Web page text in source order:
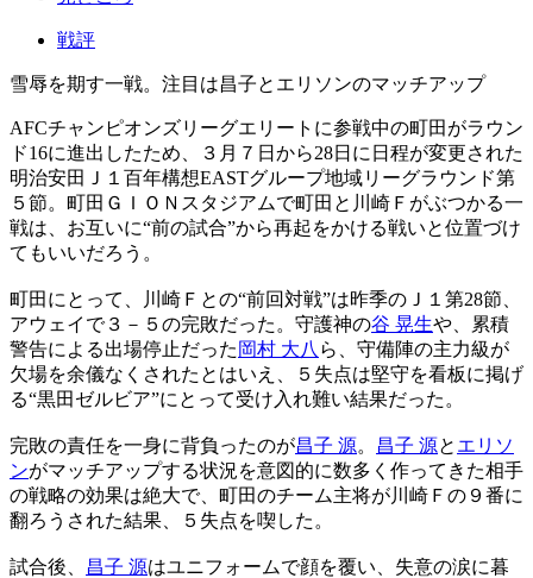
戦評
雪辱を期す一戦。注目は昌子とエリソンのマッチアップ
AFCチャンピオンズリーグエリートに参戦中の町田がラウン
ド16に進出したため、３月７日から28日に日程が変更された
明治安田Ｊ１百年構想EASTグループ地域リーグラウンド第
５節。町田ＧＩＯＮスタジアムで町田と川崎Ｆがぶつかる一
戦は、お互いに“前の試合”から再起をかける戦いと位置づけ
てもいいだろう。
町田にとって、川崎Ｆとの“前回対戦”は昨季のＪ１第28節、
アウェイで３－５の完敗だった。守護神の谷 晃生や、累積
警告による出場停止だった 岡村 大八 ら、守備陣の主力級が
欠場を余儀なくされたとはいえ、５失点は堅守を看板に掲げ
る“黒田ゼルビア”にとって受け入れ難い結果だった。
完敗の責任を一身に背負ったのが昌子 源。 昌子 源と エリソ
ンがマッチアップする状況を意図的に数多く作ってきた相手
の戦略の効果は絶大で、町田のチーム主将が川崎Ｆの９番に
翻ろうされた結果、５失点を喫した。
試合後、 昌子 源はユニフォームで顔を覆い、失意の涙に暮